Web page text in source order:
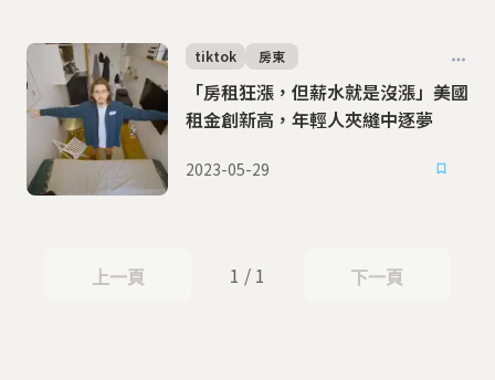
「房租狂漲，但薪水就是沒漲」美國
租金創新高，年輕人夾縫中逐夢
tiktok 房東
2023-05-29
上一頁
上一頁 1 / 1 下一頁
下一頁